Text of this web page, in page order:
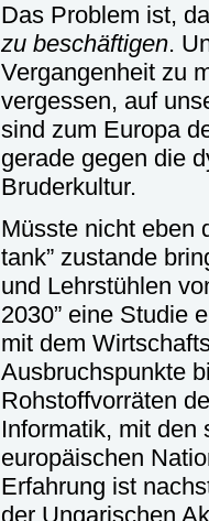
Das Problem ist,
zu beschäftigen.
Vergangenheit zu
vergessen, auf
sind zum Europa
gerade gegen die
Bruderkultur.
Müsste nicht eben
tank” zustande
und Lehrstühlen
2030” eine Studie
mit dem
Ausbruchspunkte
Rohstoffvorräten
Informatik, mit den
europäischen
Erfahrung ist
der Ungarischen